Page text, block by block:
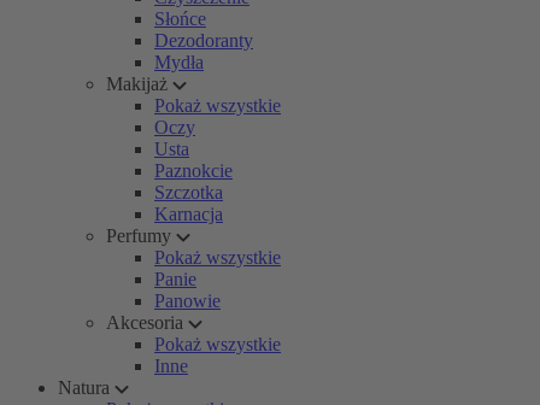
Słońce
Dezodoranty
Mydła
Makijaż
Pokaż wszystkie
Oczy
Usta
Paznokcie
Szczotka
Karnacja
Perfumy
Pokaż wszystkie
Panie
Panowie
Akcesoria
Pokaż wszystkie
Inne
Natura